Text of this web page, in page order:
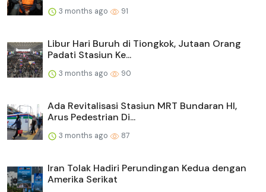
3 months ago 91
Libur Hari Buruh di Tiongkok, Jutaan Orang
Padati Stasiun Ke...
3 months ago 90
Ada Revitalisasi Stasiun MRT Bundaran HI,
Arus Pedestrian Di...
3 months ago 87
Iran Tolak Hadiri Perundingan Kedua dengan
Amerika Serikat